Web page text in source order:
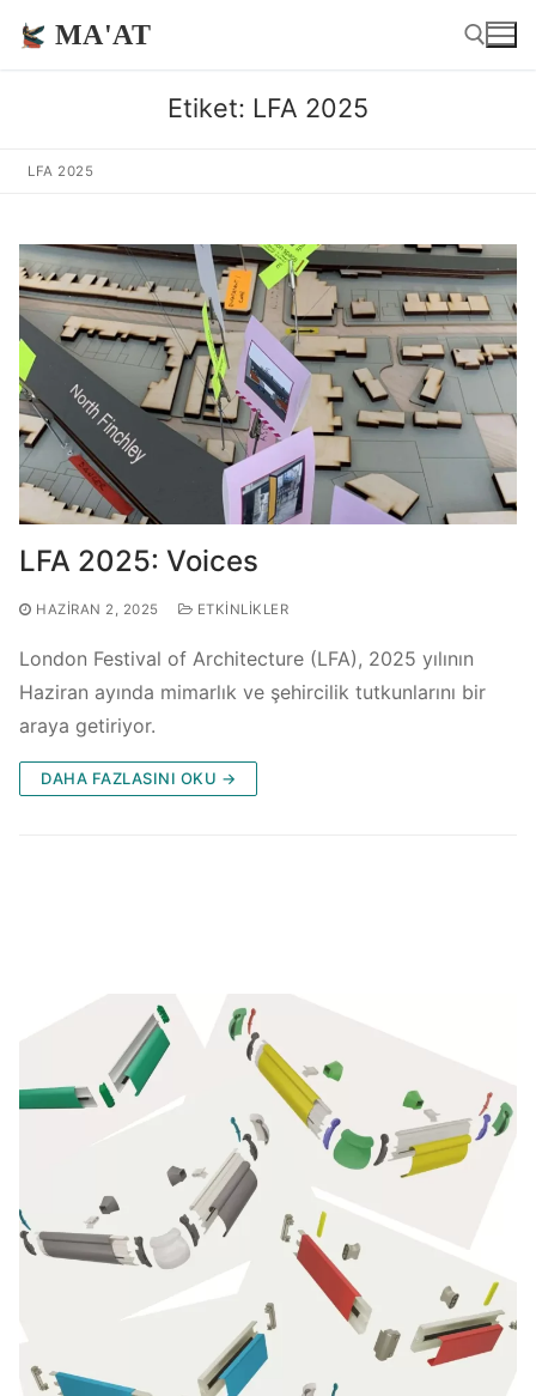
atla
MA'AT
Etiket: LFA 2025
LFA 2025
LFA 2025: Voices
HAZIRAN 2, 2025 ETKINLIKLER
London Festival of Architecture (LFA), 2025 yılının
Haziran ayında mimarlık ve şehircilik tutkunlarını bir
araya getiriyor.
DAHA FAZLASINI OKU →